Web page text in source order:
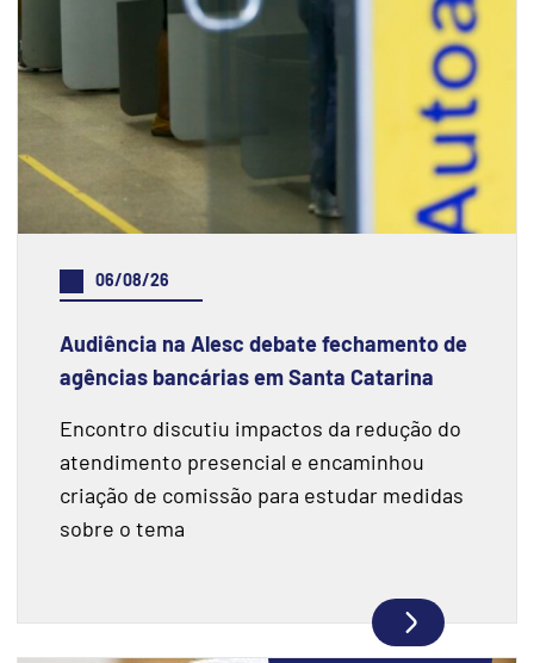
06/08/26
Audiência na Alesc debate fechamento de
agências bancárias em Santa Catarina
Encontro discutiu impactos da redução do
atendimento presencial e encaminhou
criação de comissão para estudar medidas
sobre o tema